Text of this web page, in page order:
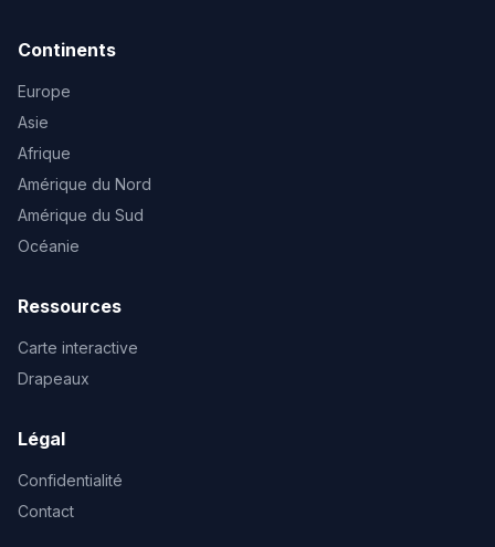
Continents
Europe
Asie
Afrique
Amérique du Nord
Amérique du Sud
Océanie
Ressources
Carte interactive
Drapeaux
Légal
Confidentialité
Contact